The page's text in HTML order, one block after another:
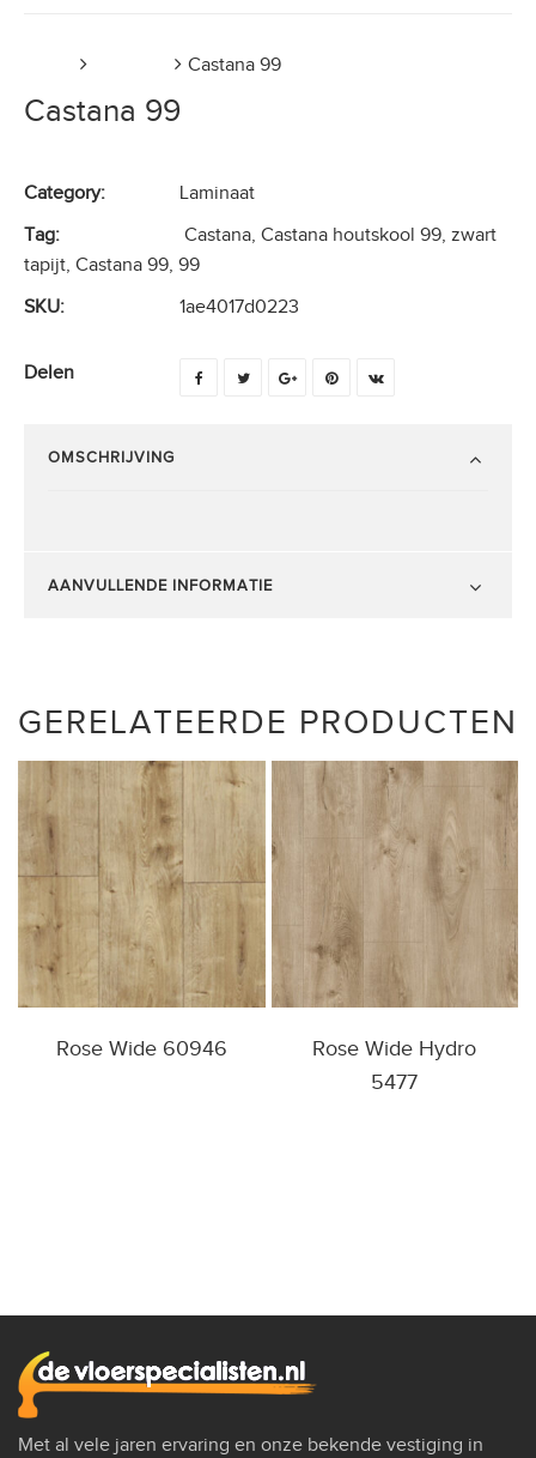
Castana 99
Castana 99
Category:
Laminaat
Tag:
Castana, Castana houtskool 99, zwart
tapijt, Castana 99, 99
SKU:
1ae4017d0223
Delen
OMSCHRIJVING
AANVULLENDE INFORMATIE
GERELATEERDE PRODUCTEN
Rose Wide 60946
Rose Wide Hydro
5477
Met al vele jaren ervaring en onze bekende vestiging in